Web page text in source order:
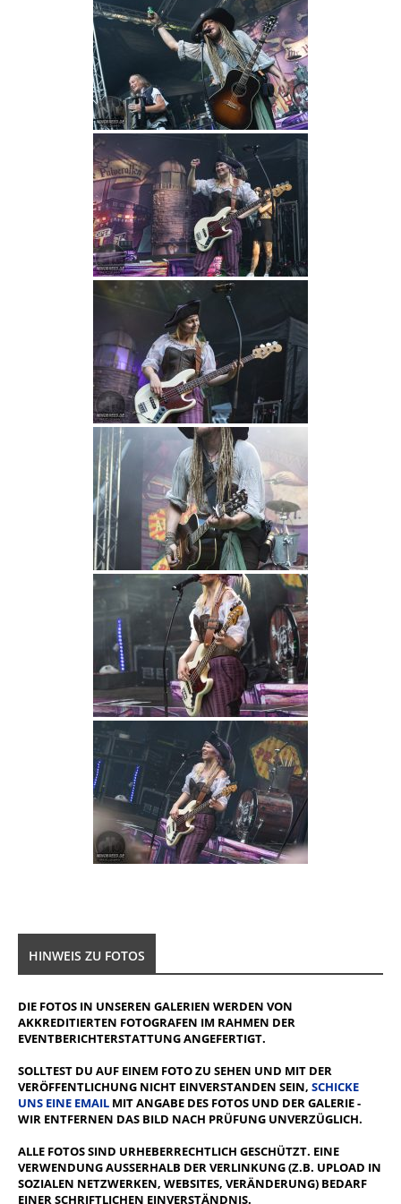
HINWEIS ZU FOTOS
DIE FOTOS IN UNSEREN GALERIEN WERDEN VON
AKKREDITIERTEN FOTOGRAFEN IM RAHMEN DER
EVENTBERICHTERSTATTUNG ANGEFERTIGT.
SOLLTEST DU AUF EINEM FOTO ZU SEHEN UND MIT DER
VERÖFFENTLICHUNG NICHT EINVERSTANDEN SEIN, SCHICKE
UNS EINE EMAIL MIT ANGABE DES FOTOS UND DER GALERIE -
WIR ENTFERNEN DAS BILD NACH PRÜFUNG UNVERZÜGLICH.
ALLE FOTOS SIND URHEBERRECHTLICH GESCHÜTZT. EINE
VERWENDUNG AUSSERHALB DER VERLINKUNG (Z.B. UPLOAD IN S
OZIALEN NETZWERKEN, WEBSITES, VERÄNDERUNG) BEDARF E
INER SCHRIFTLICHEN EINVERSTÄNDNIS.